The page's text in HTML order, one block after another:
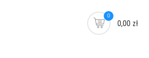
0
0,00 zł